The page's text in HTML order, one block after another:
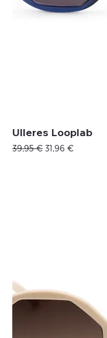
Ulleres Looplab
Precio
39,95 € Precio de oferta
31,96 €